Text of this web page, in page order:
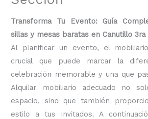
Transforma Tu Evento: Guía
sillas y mesas baratas en Canutillo 3ra
Al planificar un evento, el
crucial que puede marcar la
celebración memorable y una que
Alquilar mobiliario adecuado no
espacio, sino que también
estilo a tus invitados. A